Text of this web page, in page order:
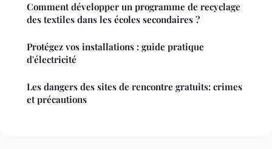
Comment développer un programme de recyclage
des textiles dans les écoles secondaires ?
Protégez vos installations : guide pratique
d'électricité
Les dangers des sites de rencontre gratuits: crimes
et précautions